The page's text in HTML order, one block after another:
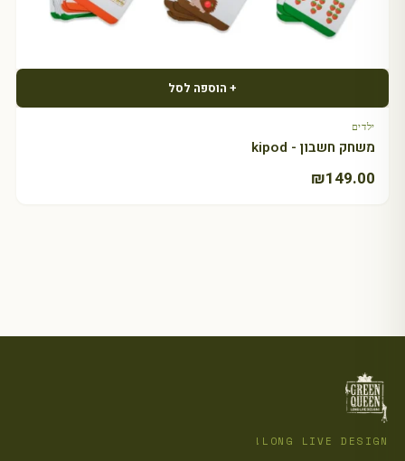
+ הוספה לסל
ילדים
משחק חשבון - kipod
₪149.00
LONG LIVE DESIGN!